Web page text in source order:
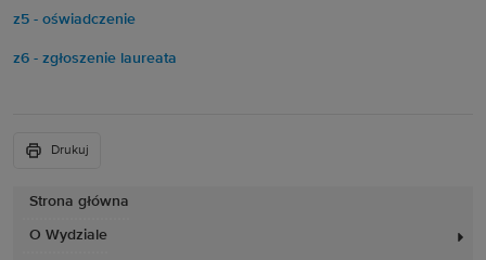
Strona główna
O Wydziale
z5 - oświadczenie
z6 - zgłoszenie laureata
Drukuj